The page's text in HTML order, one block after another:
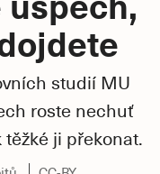
studií MU
roste nechuť
ji překonat.